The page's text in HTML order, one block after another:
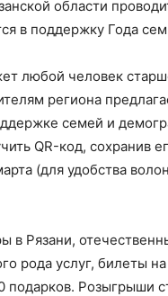
области
в поддержку Года
любой человек
региона
семей и
QR-код, сохранив
(для удобства
в Рязани,
рода услуг, билеты
подарков. Розыгрыши